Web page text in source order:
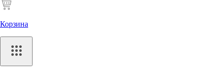
Корзина